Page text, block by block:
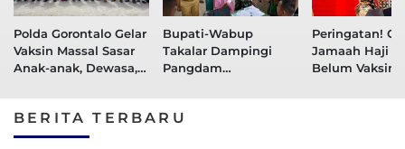
Polda Gorontalo Gelar
Vaksin Massal Sasar
Anak-anak, Dewasa,
Bupati-Wabup
Takalar Dampingi
Pangdam
Pembagian BLT
Peringatan!
Jamaah Haji
Belum Vaksin
BERITA TERBARU